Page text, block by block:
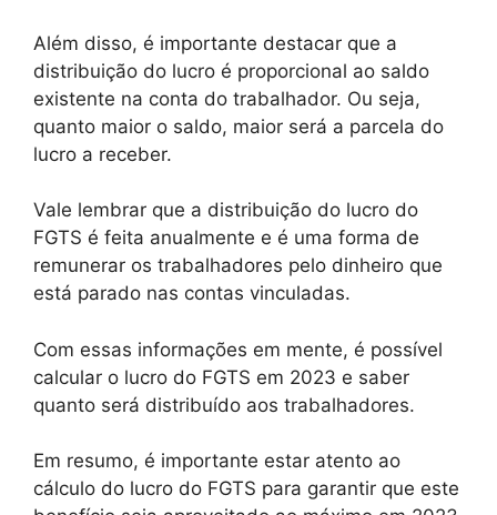
Além disso, é importante destacar que a
distribuição do lucro é proporcional ao saldo
existente na conta do trabalhador. Ou seja,
quanto maior o saldo, maior será a parcela do
lucro a receber.
Vale lembrar que a distribuição do lucro do
FGTS é feita anualmente e é uma forma de
remunerar os trabalhadores pelo dinheiro que
está parado nas contas vinculadas.
Com essas informações em mente, é possível
calcular o lucro do FGTS em 2023 e saber
quanto será distribuído aos trabalhadores.
Em resumo, é importante estar atento ao
cálculo do lucro do FGTS para garantir que este